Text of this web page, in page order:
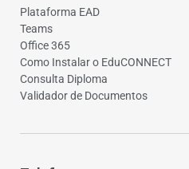
Plataforma EAD
Teams
Office 365
Como Instalar o EduCONNECT
Consulta Diploma
Validador de Documentos